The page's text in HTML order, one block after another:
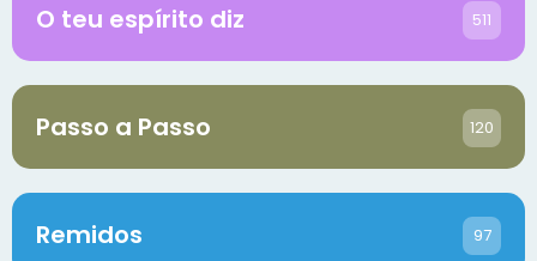
O teu espírito diz 511
Passo a Passo 120
Remidos 97